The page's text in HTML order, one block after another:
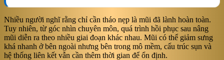
Nhiều người nghĩ rằng chỉ cần tháo nẹp là mũi đã lành hoàn toàn.
Tuy nhiên, từ góc nhìn chuyên môn, quá trình hồi phục sau nâng
mũi diễn ra theo nhiều giai đoạn khác nhau. Mũi có thể giảm sưng
khá nhanh ở bên ngoài nhưng bên trong mô mềm, cấu trúc sụn và
hệ thống liên kết vẫn cần thêm thời gian để ổn định.